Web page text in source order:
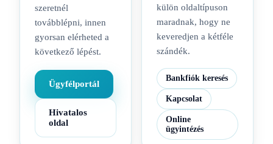
szeretnél
továbblépni, innen
gyorsan elérheted a
következő lépést.
Ügyfélportál
Hivatalos
oldal
külön oldaltípuson
maradnak, hogy ne
keveredjen a kétféle
szándék.
Bankfiók keresés
Kapcsolat
Online
ügyintézés